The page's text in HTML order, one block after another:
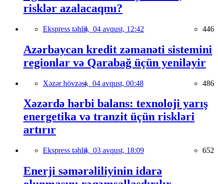
risklər azalacaqmı?
Ekspress təhlil, 04 avqust, 12:42 446
Azərbaycan kredit zəmanəti sistemini
regionlar və Qarabağ üçün yeniləyir
Xəzər hövzəsi, 04 avqust, 00:48 486
Xəzərdə hərbi balans: texnoloji yarış
energetika və tranzit üçün riskləri
artırır
Ekspress təhlil, 03 avqust, 18:09 652
Enerji səmərəliliyinin idarə